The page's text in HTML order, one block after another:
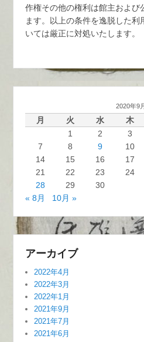
作権その他の権利は館主および
ます。以上の条件を逸脱した利
いては厳正に対処いたします。
2020年9
月 火 水 木
1
2 3
7
8 9 10
14
15 16 17
21
22 23 24
28
29
30
« 8月
10月 »
アーカイブ
2022年4月
2022年3月
2022年1月
2021年9月
2021年7月
2021年6月